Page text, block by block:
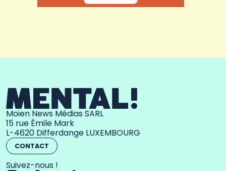
Moien News Médias SARL
15 rue Émile Mark
L-4620 Differdange LUXEMBOURG
CONTACT
Suivez-nous !